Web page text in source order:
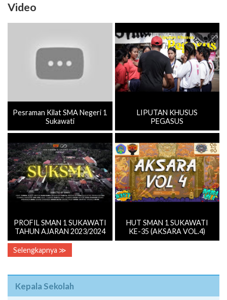
Video
Pesraman Kilat SMA Negeri 1
Sukawati
LIPUTAN KHUSUS
PEGASUS
PROFIL SMAN 1 SUKAWATI
TAHUN AJARAN 2023/2024
HUT SMAN 1 SUKAWATI
KE-35 (AKSARA VOL.4)
Selengkapnya ≫
Kepala Sekolah